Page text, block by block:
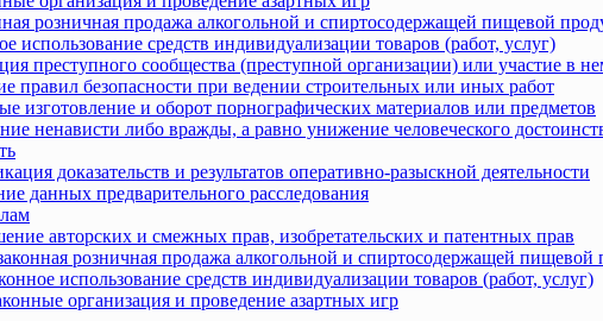
розничная продажа алкогольной и спиртосодержащей пищевой
использование средств индивидуализации товаров (работ, услуг)
преступного сообщества (преступной организации) или участие в
безопасности при ведении строительных или иных работ
изготовление и оборот порнографических материалов или предметов
ненависти либо вражды, а равно унижение человеческого
доказательств и результатов оперативно-разыскной деятельности
данных предварительного расследования
авторских и смежных прав, изобретательских и патентных прав
розничная продажа алкогольной и спиртосодержащей
использование средств индивидуализации товаров (работ, услуг)
организация и проведение азартных игр